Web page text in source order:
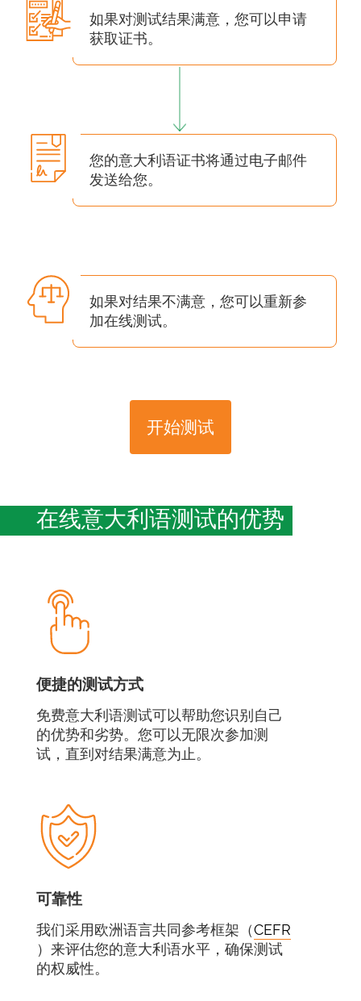
如果对测试结果满意，您可以申请
获取证书。
您的意大利语证书将通过电子邮件
发送给您。
如果对结果不满意，您可以重新参
加在线测试。
开始测试
在线意大利语测试的优势
便捷的测试方式
免费意大利语测试可以帮助您识别自己
的优势和劣势。您可以无限次参加测
试，直到对结果满意为止。
可靠性
我们采用欧洲语言共同参考框架（CEFR
）来评估您的意大利语水平，确保测试
的权威性。